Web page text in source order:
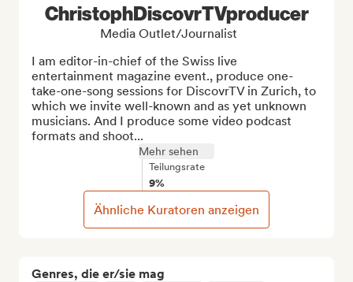
Genres, die er/sie mag
ChristophDiscovrTVproducer
Media Outlet/Journalist
I am editor-in-chief of the Swiss live
entertainment magazine event., produce one-
take-one-song sessions for DiscovrTV in Zurich, to
which we invite well-known and as yet unknown
musicians. And I produce some video podcast
formats and shoot...
Mehr sehen
Teilungsrate
9%
Ähnliche Kuratoren anzeigen